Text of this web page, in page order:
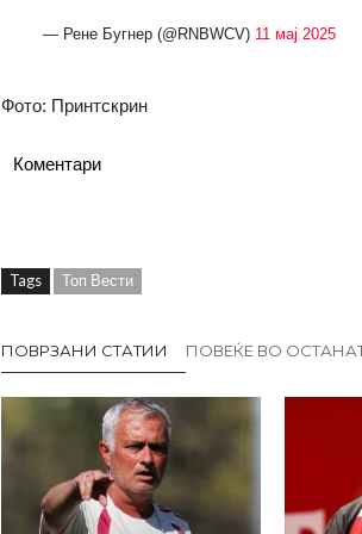
— Рене Бугнер (@RNBWCV) 11 мај 2025
Фото: Принтскрин
Коментари
Tags Топ Вести
ПОВРЗАНИ СТАТИИ ПОВЕЌЕ ВО